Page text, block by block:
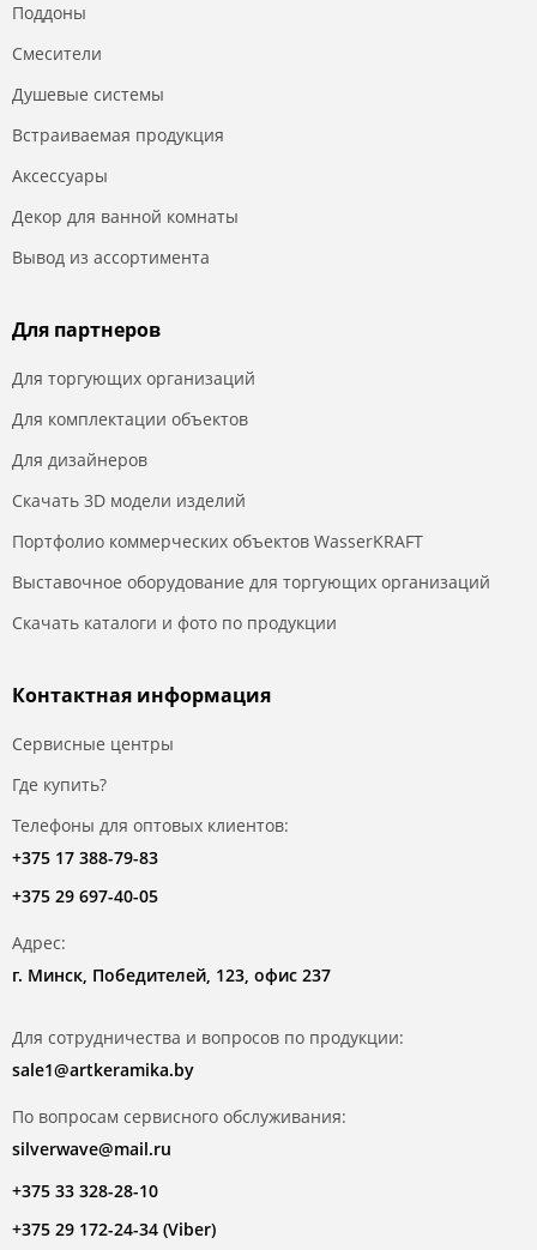
Поддоны
Смесители
Душевые системы
Встраиваемая продукция
Аксессуары
Декор для ванной комнаты
Вывод из ассортимента
Для партнеров
Для торгующих организаций
Для комплектации объектов
Для дизайнеров
Скачать 3D модели изделий
Портфолио коммерческих объектов WasserKRAFT
Выставочное оборудование для торгующих организаций
Скачать каталоги и фото по продукции
Контактная информация
Сервисные центры
Где купить?
Телефоны для оптовых клиентов:
+375 17 388-79-83
+375 29 697-40-05
Адрес:
г. Минск, Победителей, 123, офис 237
Для сотрудничества и вопросов по продукции:
sale1@artkeramika.by
По вопросам сервисного обслуживания:
silverwave@mail.ru
+375 33 328-28-10
+375 29 172-24-34 (Viber)